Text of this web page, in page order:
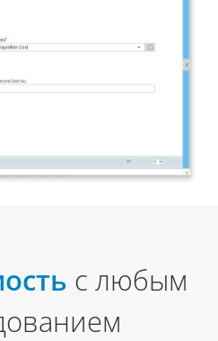
с любым